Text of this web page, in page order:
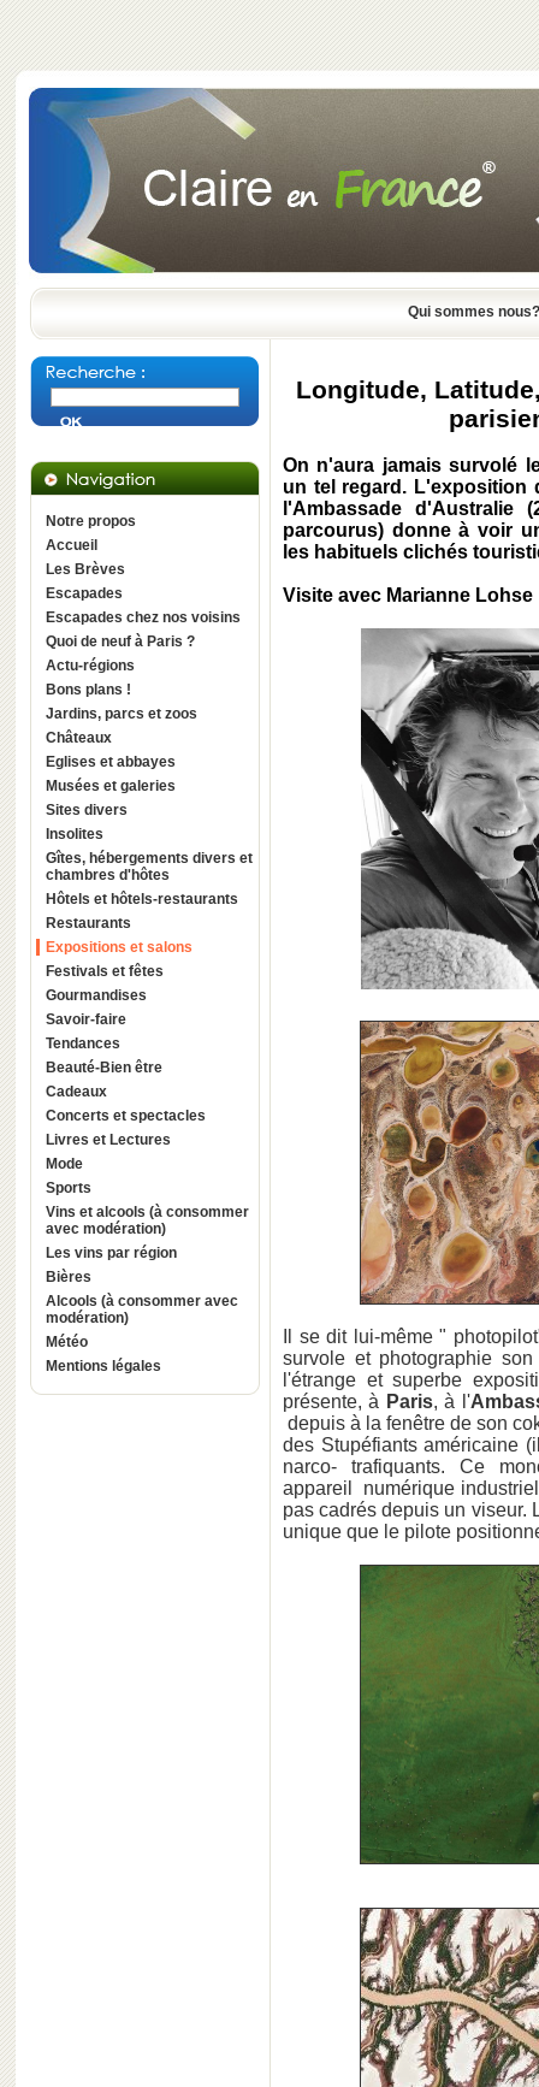
Qui sommes nous?
Notre propos
Accueil
Les Brèves
Escapades
Escapades chez nos voisins
Quoi de neuf à Paris ?
Actu-régions
Bons plans !
Jardins, parcs et zoos
Châteaux
Eglises et abbayes
Musées et galeries
Sites divers
Insolites
Gîtes, hébergements divers et
chambres d'hôtes
Hôtels et hôtels-restaurants
Restaurants
Expositions et salons
Festivals et fêtes
Gourmandises
Savoir-faire
Tendances
Beauté-Bien être
Cadeaux
Concerts et spectacles
Livres et Lectures
Mode
Sports
Vins et alcools (à consommer
avec modération)
Les vins par région
Bières
Alcools (à consommer avec
modération)
Météo
Mentions légales
Longitude,
On n'aura jamais survolé
un tel regard. L'exposition
l'Ambassade d'Australie
parcourus) donne à voir
les habituels clichés
Visite avec Marianne Lohse
Il se dit lui-même "
survole et photographie
l'étrange et superbe
présente, à Paris, à l'
depuis à la fenêtre de son
des Stupéfiants américaine
narco- trafiquants. Ce
appareil numérique
pas cadrés depuis un
unique que le pilote